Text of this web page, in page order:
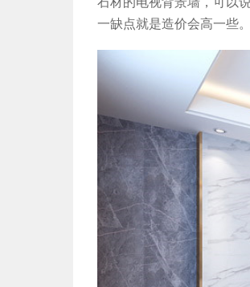
一缺点就是造价会高一些。